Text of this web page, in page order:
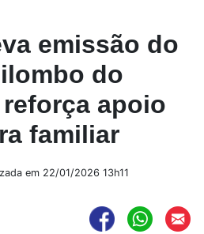
emissão do
do
apoio
familiar
em 22/01/2026 13h11